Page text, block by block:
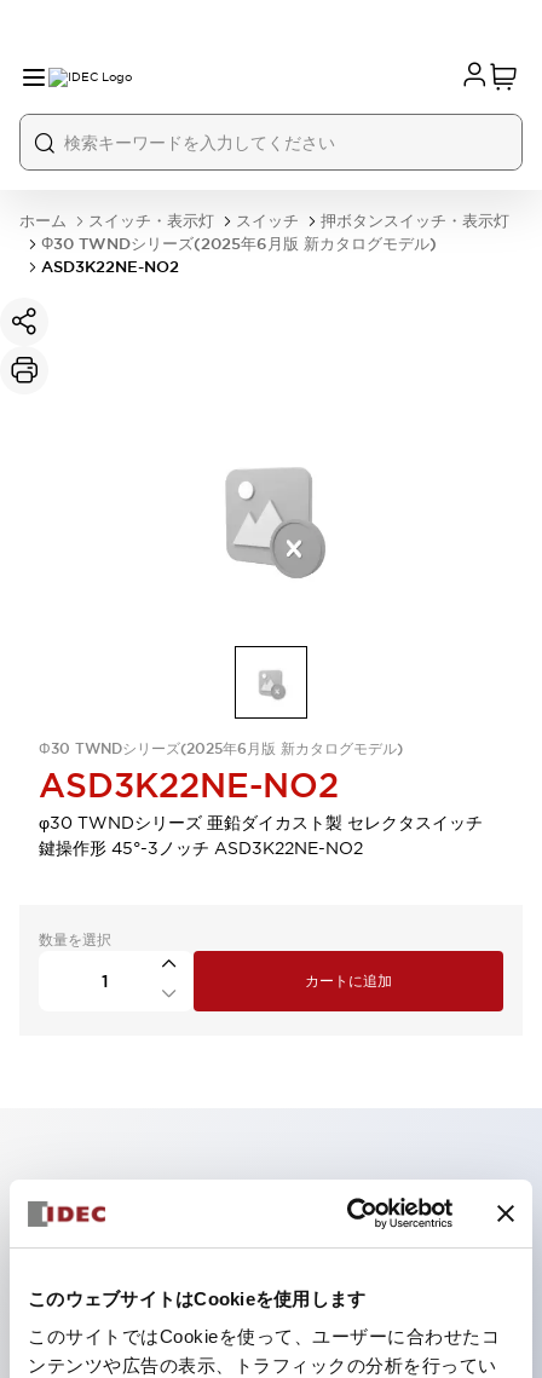
このウェブサイトはCookieを使用します
このサイトではCookieを使って、ユーザーに合わせたコ
ンテンツや広告の表示、トラフィックの分析を行ってい
ホーム スイッチ・表示灯 スイッチ
押ボタンスイッチ・表示灯
Φ30 TWNDシリーズ(2025年6月版 新カタログモデル)
ASD3K22NE-NO2
Φ30 TWNDシリーズ(2025年6月版 新カタログモデル)
ASD3K22NE-NO2
φ30 TWNDシリーズ 亜鉛ダイカスト製 セレクタスイッチ
鍵操作形 45°-3ノッチ ASD3K22NE-NO2
数量を選択
カートに追加
主な特長
照光ユニットの低電圧タイプ（6～24Vタイプ）は
2026年1月より新カタログモデルの製品に順次切り替え
予定
パネルへの取付強度が要求される用途や北米向け機械な